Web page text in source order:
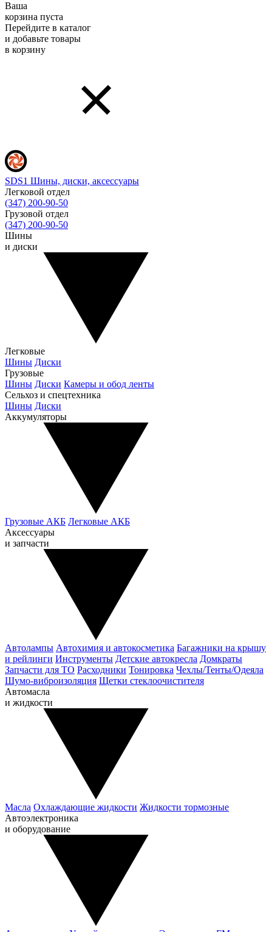
Ваша
корзина пуста
Перейдите в каталог
и добавьте товары
в корзину
SDS1 Шины, диски, аксессуары
Легковой отдел
(347) 200-90-50
Грузовой отдел
(347) 200-90-50
Шины
и диски
Легковые
Шины Диски
Грузовые
Шины Диски Камеры и обод ленты
Сельхоз и спецтехника
Шины Диски
Аккумуляторы
Грузовые АКБ Легковые АКБ
Аксессуары
и запчасти
Автолампы Автохимия и автокосметика Багажники на крышу
и рейлинги Инструменты Детские автокресла Домкраты
Запчасти для ТО Расходники Тонировка Чехлы/Тенты/Одеяла
Шумо-виброизоляция Щетки стеклоочистителя
Автомасла
и жидкости
Масла Охлаждающие жидкости Жидкости тормозные
Автоэлектроника
и оборудование